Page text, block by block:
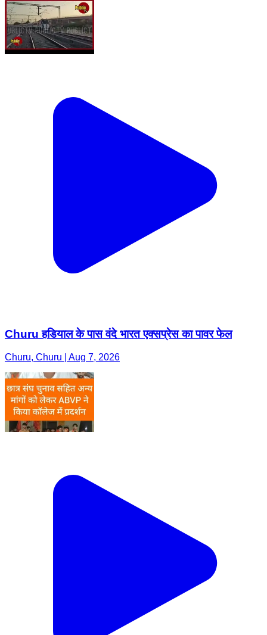
Churu हडियाल के पास वंदे भारत एक्सप्रेस का पावर फेल
Churu, Churu | Aug 7, 2026